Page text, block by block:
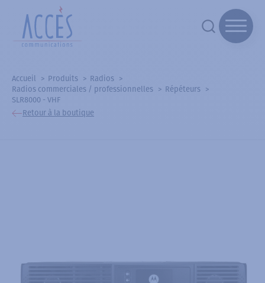
Accueil Produits
Radios
Radios commerciales / professionnelles
Répéteurs
SLR8000 - VHF
Retour à la boutique